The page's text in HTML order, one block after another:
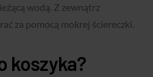
wodą. Z zewnątrz
za pomocą mokrej ściereczki.
koszyka?